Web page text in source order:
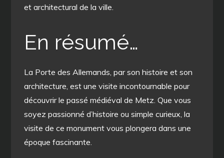
et architectural de la ville.
En résumé…
La Porte des Allemands, par son histoire et son
architecture, est une visite incontournable pour
découvrir le passé médiéval de Metz. Que vous
soyez passionné d’histoire ou simple curieux, la
visite de ce monument vous plongera dans une
époque fascinante.